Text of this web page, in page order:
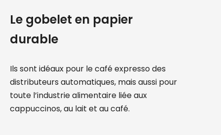
Le gobelet en papier
durable
Ils sont idéaux pour le café expresso des
distributeurs automatiques, mais aussi pour
toute l’industrie alimentaire liée aux
cappuccinos, au lait et au café.